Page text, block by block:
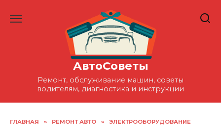
АвтоСоветы
Ремонт, обслуживание машин, советы
водителям, диагностика и инструкции
ГЛАВНАЯ » РЕМОНТ АВТО » ЭЛЕКТРООБОРУДОВАНИЕ